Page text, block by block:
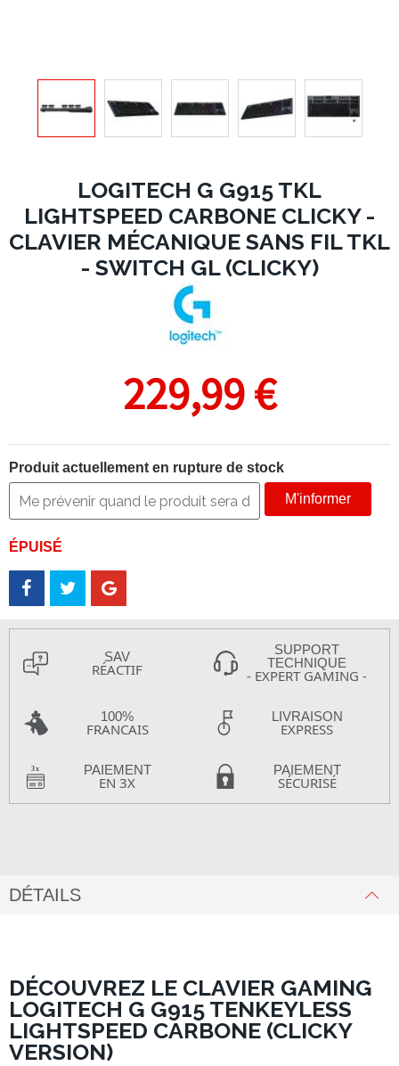
LOGITECH G G915 TKL
LIGHTSPEED CARBONE CLICKY -
CLAVIER MÉCANIQUE SANS FIL TKL
- SWITCH GL (CLICKY)
229,99 €
Produit actuellement en rupture de stock
M'informer
ÉPUISÉ
SAV
RÉACTIF
SUPPORT
TECHNIQUE
- EXPERT GAMING -
100%
FRANCAIS
LIVRAISON
EXPRESS
PAIEMENT
EN 3X
PAIEMENT
SÉCURISÉ
DÉTAILS
DÉCOUVREZ LE CLAVIER GAMING
LOGITECH G G915 TENKEYLESS
LIGHTSPEED CARBONE (CLICKY
VERSION)